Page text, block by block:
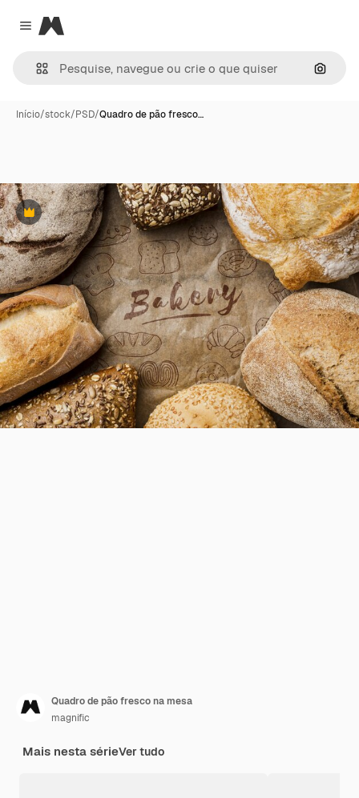
Close menu
Magnific
Início/stock/PSD/Quadro de pão fresco…
Premium
Quadro de pão fresco na mesa
magnific
Mais nesta sérieVer tudo